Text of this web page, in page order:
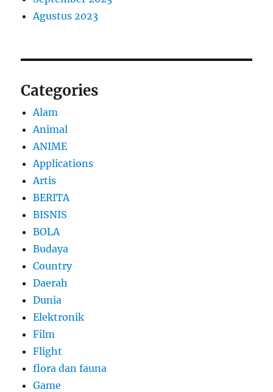
Agustus 2023
Categories
Alam
Animal
ANIME
Applications
Artis
BERITA
BISNIS
BOLA
Budaya
Country
Daerah
Dunia
Elektronik
Film
Flight
flora dan fauna
Game